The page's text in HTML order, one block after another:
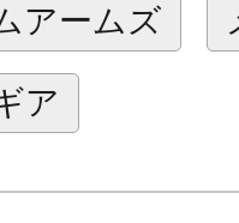
レージキット
品です。実際
アームズ
ア